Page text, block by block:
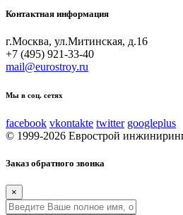
Контактная информация
г.Москва, ул.Митинская, д.16
+7 (495) 921-33-40
mail@eurostroy.ru
Мы в соц. сетях
facebook vkontakte twitter googleplus
© 1999-2026 Еврострой
Заказ обратного звонка
×